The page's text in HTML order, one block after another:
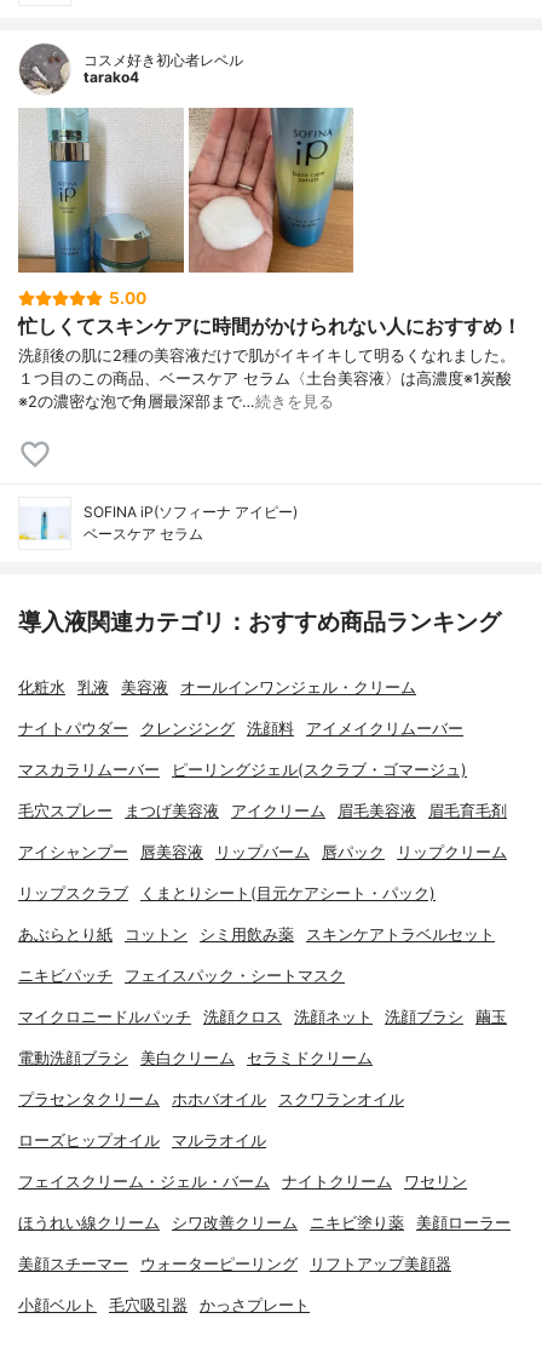
コスメ好き初心者レベル
tarako4
5.00
忙しくてスキンケアに時間がかけられない人におすすめ！
洗顔後の肌に2種の美容液だけで肌がイキイキして明るくなれました。
１つ目のこの商品、ベースケア セラム〈土台美容液〉は高濃度※1炭酸
※2の濃密な泡で角層最深部まで…続きを見る
SOFINA iP(ソフィーナ アイピー)
ベースケア セラム
導入液関連カテゴリ：おすすめ商品ランキング
化粧水 乳液 美容液 オールインワンジェル・クリーム
ナイトパウダー クレンジング 洗顔料 アイメイクリムーバー
マスカラリムーバー ピーリングジェル(スクラブ・ゴマージュ)
毛穴スプレー まつげ美容液 アイクリーム 眉毛美容液 眉毛育毛剤
アイシャンプー 唇美容液 リップバーム 唇パック リップクリーム
リップスクラブ くまとりシート(目元ケアシート・パック)
あぶらとり紙 コットン シミ用飲み薬 スキンケアトラベルセット
ニキビパッチ フェイスパック・シートマスク
マイクロニードルパッチ 洗顔クロス 洗顔ネット 洗顔ブラシ 繭玉
電動洗顔ブラシ 美白クリーム セラミドクリーム
プラセンタクリーム ホホバオイル スクワランオイル
ローズヒップオイル マルラオイル
フェイスクリーム・ジェル・バーム ナイトクリーム ワセリン
ほうれい線クリーム シワ改善クリーム ニキビ塗り薬 美顔ローラー
美顔スチーマー ウォーターピーリング リフトアップ美顔器
小顔ベルト 毛穴吸引器 かっさプレート